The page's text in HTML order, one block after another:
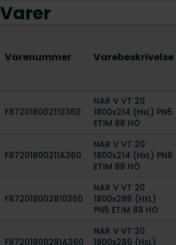
Varer
Varenummer Varebeskrivelse
F872018002110360
NAR V VT 20
1800x214 (HxL) PN5
ETIM 88 HÖ
F87201800211A360
NAR V VT 20
1800x214 (HxL) PN8
ETIM 88 HÖ
F872018002810360
NAR V VT 20
1800x286 (HxL)
PN5 ETIM 88 HÖ
F87201800281A360
NAR V VT 20
1800x286 (HxL)